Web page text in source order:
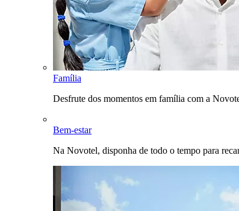
Família
Desfrute dos momentos em família com a
Bem-estar
Na Novotel, disponha de todo o tempo para